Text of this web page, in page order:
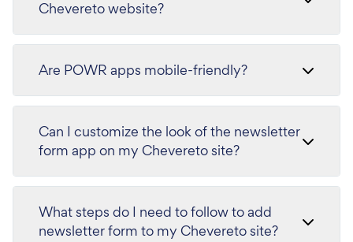
Chevereto website?
Are POWR apps mobile-friendly?
Can I customize the look of the newsletter
form app on my Chevereto site?
What steps do I need to follow to add
newsletter form to my Chevereto site?